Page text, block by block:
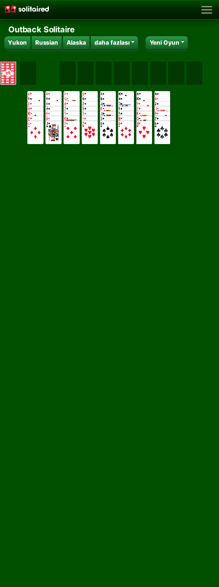
Outback Solitaire
Yukon Russian Alaska daha fazlası Yeni Oyun